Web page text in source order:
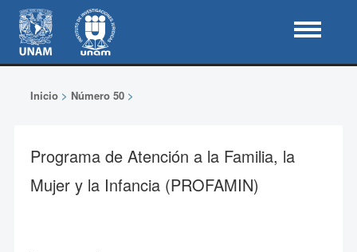
Inicio> Número 50>
Programa de Atención a la Familia, la
Mujer y la Infancia (PROFAMIN)